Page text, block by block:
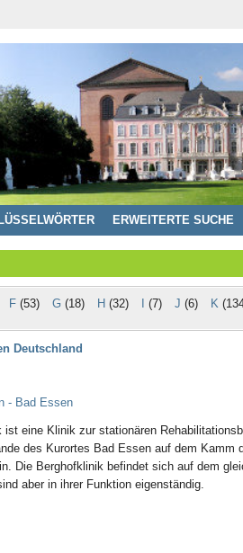
ERWEITERTE SUCHE
F(53) G(18) H (32) (7) J (6) K
Deutschland
- Bad Essen
eine Klinik zur stationären
des Kurortes Bad Essen auf dem
Die Berghofklinik befindet sich auf dem
aber in ihrer Funktion eigenständig.